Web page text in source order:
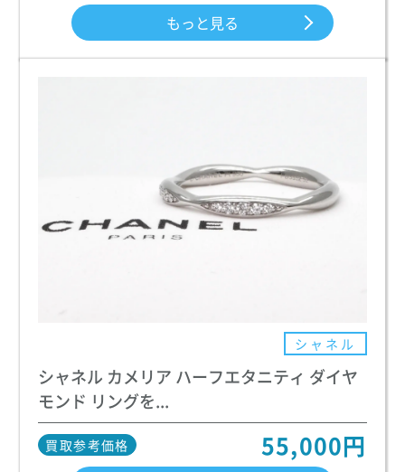
もっと見る
シャネル
シャネル カメリア ハーフエタニティ ダイヤ
モンド リングを...
買取参考価格 55,000円